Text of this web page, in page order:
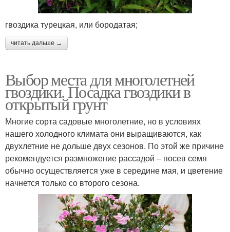
гвоздика турецкая, или бородатая;
читать дальше →
Выбор места для многолетней
гвоздики. Посадка гвоздики в
открытый грунт
Многие сорта садовые многолетние, но в условиях
нашего холодного климата они выращиваются, как
двухлетние не дольше двух сезонов. По этой же причине
рекомендуется размножение рассадой – посев семя
обычно осуществляется уже в середине мая, и цветение
начнется только со второго сезона.